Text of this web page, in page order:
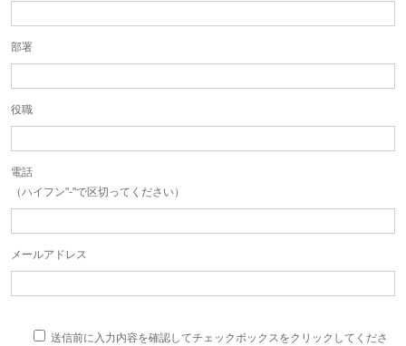
部署
役職
電話
（ハイフン"-"で区切ってください）
メールアドレス
送信前に入力内容を確認してチェックボックスをクリックしてくださ